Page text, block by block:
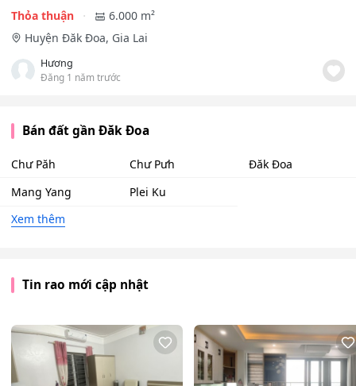
Thỏa thuận
6.000 m²
Huyện Đăk Đoa, Gia Lai
Hương
Đăng 1 năm trước
Bán đất gần Đăk Đoa
Chư Păh Chư Pưh
Đăk Đoa
Mang Yang
Plei Ku
Xem thêm
Tin rao mới cập nhật